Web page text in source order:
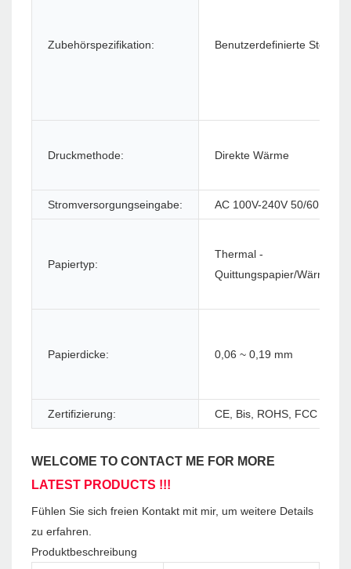
Zubehörspezifikation: Benutzerdefinierte Stecker
Druckmethode: Direkte Wärme
Stromversorgungseingabe: AC 100V-240V 50/60HZ
Papiertyp:
Thermal -
Quittungspapier/
Papierdicke: 0,06 ~ 0,19 mm
Zertifizierung: CE, Bis, ROHS, FCC
WELCOME TO CONTACT ME FOR MORE
LATEST PRODUCTS !!!
Fühlen Sie sich freien Kontakt mit mir, um weitere Details
zu erfahren.
Produktbeschreibung